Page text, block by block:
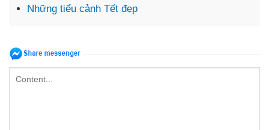
Những tiểu cảnh Tết đẹp